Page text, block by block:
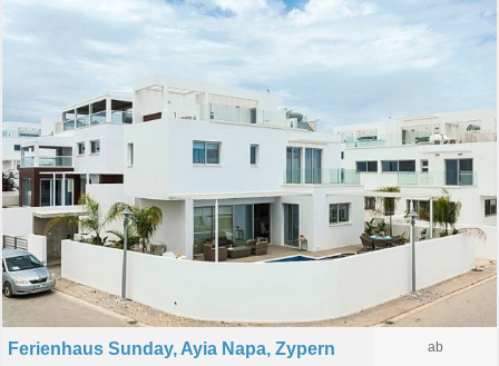
Ferienhaus Sunday, Ayia Napa, Zypern ab